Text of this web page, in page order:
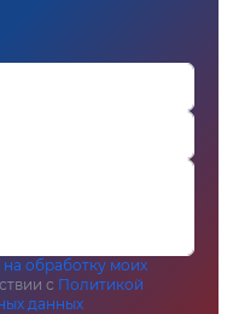
на обработку моих
с Политикой
данных